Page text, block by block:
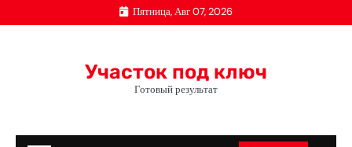
к
Пятница, Авг 07, 2026
Участок под ключ
Готовый результат